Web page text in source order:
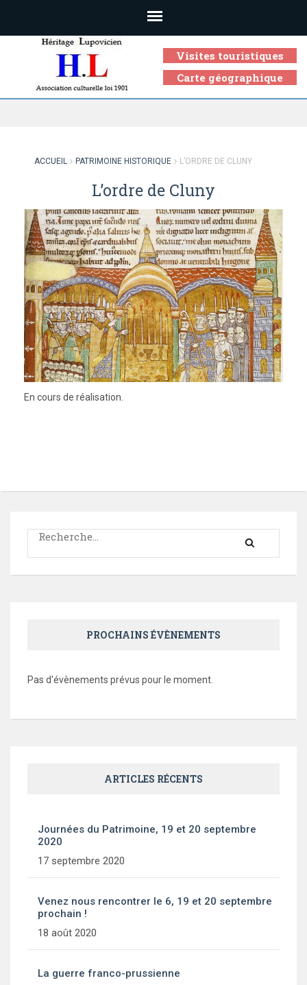
Visites touristiques
Carte géographique
ACCUEIL PATRIMOINE HISTORIQUE L’ORDRE DE CLUNY
L’ordre de Cluny
En cours de réalisation.
Rechercher :
PROCHAINS ÉVÈNEMENTS
Pas d'évènements prévus pour le moment.
ARTICLES RÉCENTS
Journées du Patrimoine, 19 et 20 septembre
2020
17 septembre 2020
Venez nous rencontrer le 6, 19 et 20 septembre
prochain !
18 août 2020
La guerre franco-prussienne